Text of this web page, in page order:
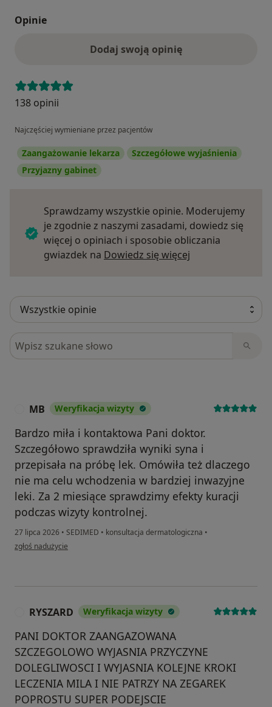
Opinie
Dodaj swoją opinię
138 opinii
Najczęściej wymieniane przez pacjentów
Zaangażowanie lekarza
Szczegółowe wyjaśnienia
Przyjazny gabinet
Sprawdzamy wszystkie opinie. Moderujemy
je zgodnie z naszymi zasadami, dowiedz się
więcej o opiniach i sposobie obliczania
gwiazdek na Dowiedz się więcej
Szukaj w opiniach
MB Weryfikacja wizyty
Bardzo miła i kontaktowa Pani doktor.
Szczegółowo sprawdziła wyniki syna i
przepisała na próbę lek. Omówiła też dlaczego
nie ma celu wchodzenia w bardziej inwazyjne
leki. Za 2 miesiące sprawdzimy efekty kuracji
podczas wizyty kontrolnej.
27 lipca 2026 • SEDIMED • konsultacja dermatologiczna •
w opinii użytkownika MB
zgłoś nadużycie
RYSZARD Weryfikacja wizyty
PANI DOKTOR ZAANGAZOWANA
SZCZEGOLOWO WYJASNIA PRZYCZYNE
DOLEGLIWOSCI I WYJASNIA KOLEJNE KROKI
LECZENIA MILA I NIE PATRZY NA ZEGAREK
POPROSTU SUPER PODEJSCIE